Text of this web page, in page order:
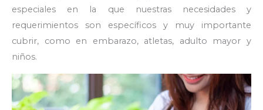
especiales en la que nuestras necesidades y
requerimientos son específicos y muy importante
cubrir, como en embarazo, atletas, adulto mayor y
niños.